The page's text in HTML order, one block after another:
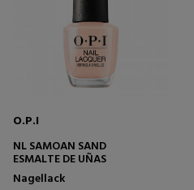
O.P.I
NL SAMOAN SAND
ESMALTE DE UÑAS
Nagellack